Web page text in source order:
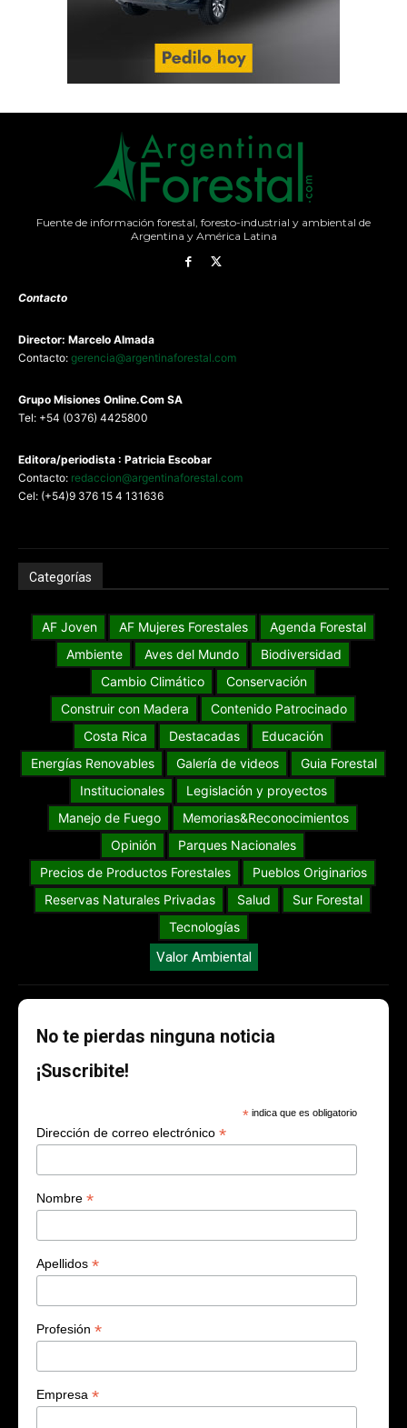
Fuente de información forestal, foresto-industrial y ambiental de
Argentina y América Latina
Contacto
Director: Marcelo Almada
Contacto: gerencia@argentinaforestal.com
Grupo Misiones Online.Com SA
Tel: +54 (0376) 4425800
Editora/periodista : Patricia Escobar
Contacto: redaccion@argentinaforestal.com
Cel: (+54)9 376 15 4 131636
Categorías
AF Joven AF Mujeres Forestales
Agenda Forestal
Ambiente
Aves del Mundo
Biodiversidad
Cambio Climático
Conservación
Construir con Madera
Contenido Patrocinado
Costa Rica
Destacadas
Educación
Energías Renovables
Galería de videos
Guia Forestal
Institucionales
Legislación y proyectos
Manejo de Fuego
Memorias&Reconocimientos
Opinión
Parques Nacionales
Precios de Productos Forestales
Pueblos Originarios
Reservas Naturales Privadas
Salud
Sur Forestal
Tecnologías
Valor Ambiental
No te pierdas ninguna noticia
¡Suscribite!
* indica que es obligatorio
Dirección de correo electrónico *
Nombre *
Apellidos *
Profesión *
Empresa *